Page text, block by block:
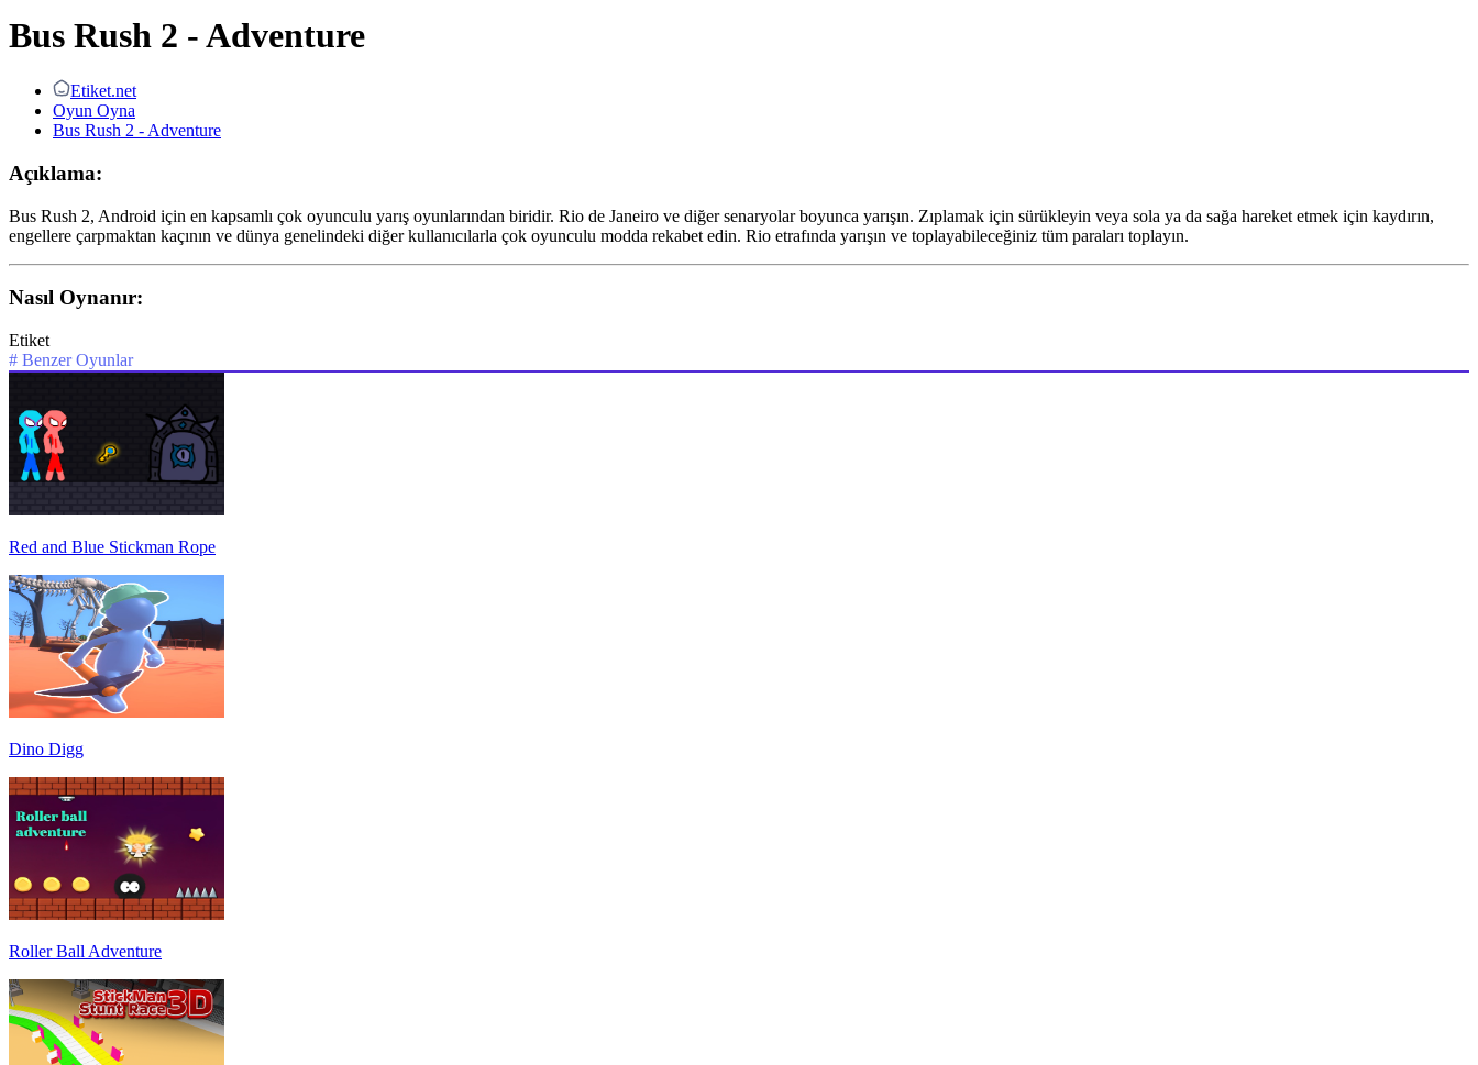
Bus Rush 2 - Adventure
Etiket.net
Oyun Oyna
Bus Rush 2 - Adventure
Açıklama:
Bus Rush 2, Android için en kapsamlı çok oyunculu yarış oyunlarından biridir. Rio de Janeiro ve diğer senaryolar boyunca yarışın. Zıplamak için sürükleyin veya sola ya da sağa hareket etmek için kaydırın,
engellere çarpmaktan kaçının ve dünya genelindeki diğer kullanıcılarla çok oyunculu modda rekabet edin. Rio etrafında yarışın ve toplayabileceğiniz tüm paraları toplayın.
Nasıl Oynanır:
Etiket
# Benzer Oyunlar
Red and Blue Stickman Rope
Dino Digg
Roller Ball Adventure